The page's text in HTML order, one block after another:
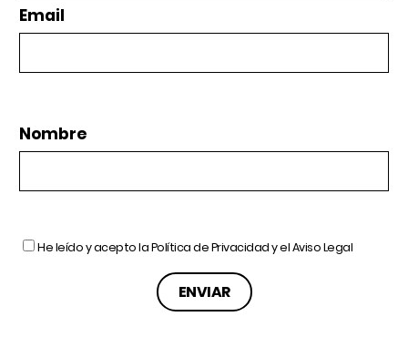
Email
Nombre
He leído y acepto laPolítica de Privacidady elAviso Legal